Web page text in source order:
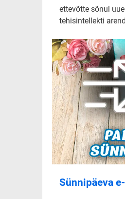
ettevõtte sõnul
tehisintellekti
Sünnipäeva